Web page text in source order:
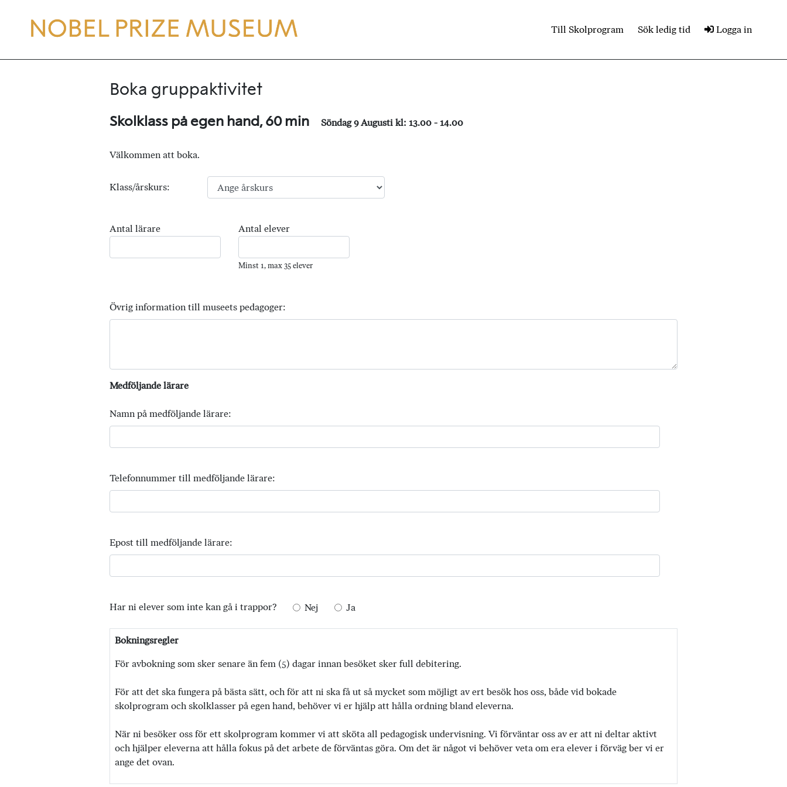
Till Skolprogram Sök ledig tid Logga in
Boka gruppaktivitet
Skolklass på egen hand, 60 min Söndag 9 Augusti kl: 13.00 - 14.00
Välkommen att boka.
Klass/årskurs:
Antal lärare Antal elever
Minst 1, max 35 elever
Övrig information till museets pedagoger:
Medföljande lärare
Namn på medföljande lärare:
Telefonnummer till medföljande lärare:
Epost till medföljande lärare:
Har ni elever som inte kan gå i trappor? Nej Ja
Bokningsregler
För avbokning som sker senare än fem (5) dagar innan besöket sker full debitering.
För att det ska fungera på bästa sätt, och för att ni ska få ut så mycket som möjligt av ert besök hos oss, både vid bokade
skolprogram och skolklasser på egen hand, behöver vi er hjälp att hålla ordning bland eleverna.
När ni besöker oss för ett skolprogram kommer vi att sköta all pedagogisk undervisning. Vi förväntar oss av er att ni deltar aktivt
och hjälper eleverna att hålla fokus på det arbete de förväntas göra. Om det är något vi behöver veta om era elever i förväg ber vi er
ange det ovan.